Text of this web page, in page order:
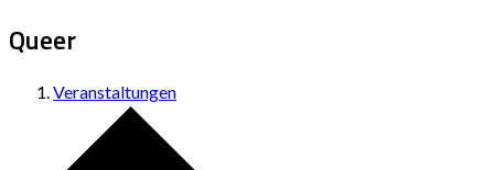
Queer
Veranstaltungen